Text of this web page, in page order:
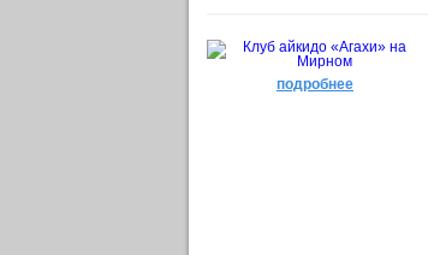
подробнее